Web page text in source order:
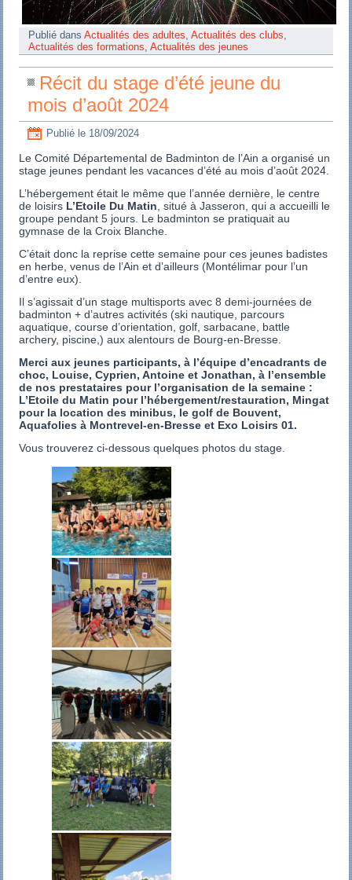
Publié dans Actualités des adultes,Actualités des clubs,
Actualités des formations,Actualités des jeunes
Récit du stage d’été jeune du
mois d’août 2024
Publié le 18/09/2024
Le Comité Départemental de Badminton de l’Ain a organisé un
stage jeunes pendant les vacances d’été au mois d’août 2024.
L’hébergement était le même que l’année dernière, le centre
de loisirs L’Etoile Du Matin , situé à Jasseron, qui a accueilli le
groupe pendant 5 jours. Le badminton se pratiquait au
gymnase de la Croix Blanche.
C’était donc la reprise cette semaine pour ces jeunes badistes
en herbe, venus de l’Ain et d’ailleurs (Montélimar pour l’un
d’entre eux).
Il s’agissait d’un stage multisports avec 8 demi-journées de
badminton + d’autres activités (ski nautique, parcours
aquatique, course d’orientation, golf, sarbacane, battle
archery, piscine,) aux alentours de Bourg-en-Bresse.
Merci aux jeunes participants, à l’équipe d’encadrants de
choc, Louise, Cyprien, Antoine et Jonathan, à l’ensemble
de nos prestataires pour l’organisation de la semaine :
L’Etoile du Matin pour l’hébergement/restauration, Mingat
pour la location des minibus, le golf de Bouvent,
Aquafolies à Montrevel-en-Bresse et Exo Loisirs 01.
Vous trouverez ci-dessous quelques photos du stage.